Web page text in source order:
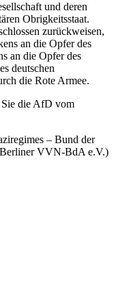
und deren
Obrigkeitsstaat.
zurückweisen,
an die Opfer des
an die Opfer des
deutschen
die Rote Armee.
Sie die AfD vom
– Bund der
VVN-BdA e.V.)